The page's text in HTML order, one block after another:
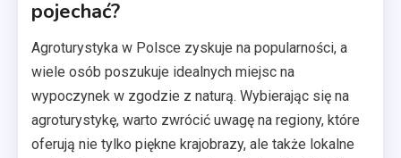
pojechać?
Agroturystyka w Polsce zyskuje na popularności, a
wiele osób poszukuje idealnych miejsc na
wypoczynek w zgodzie z naturą. Wybierając się na
agroturystykę, warto zwrócić uwagę na regiony, które
oferują nie tylko piękne krajobrazy, ale także lokalne